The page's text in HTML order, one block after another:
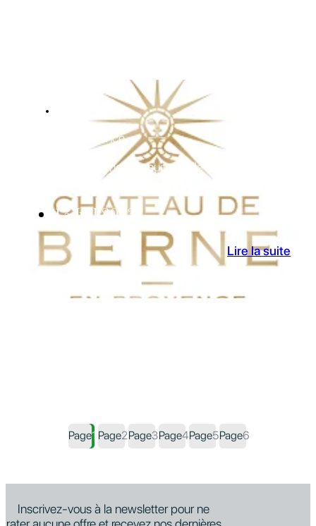
Côtes de Provence
Château de Berne poursuit son développement
13 Juil 2023
Lire la suite
Page1 Page2Page3Page4Page5Page6
Inscrivez-vous à la newsletter pour ne